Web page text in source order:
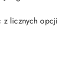
z licznych opcji